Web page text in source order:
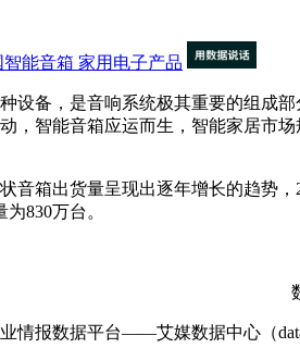
智能音箱 家用电子产品
备，是音响系统极其重要的组成部
，智能音箱应运而生，智能家居市
箱出货量呈现出逐年增长的趋势，
830万台。
数
报数据平台——艾媒数据中心（